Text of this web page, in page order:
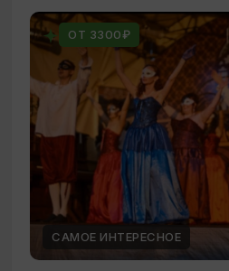
ОТ 3300₽
САМОЕ ИНТЕРЕСНОЕ